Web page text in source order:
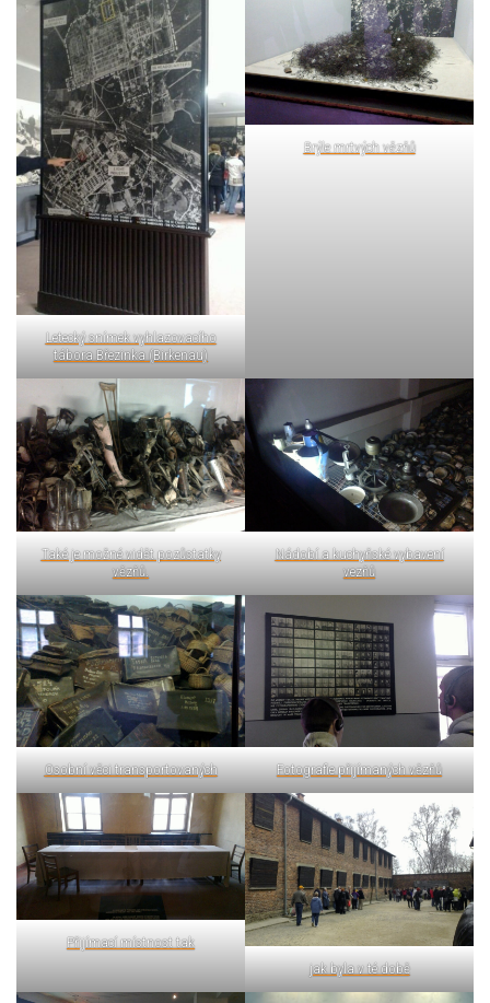
Letecký snímek vyhlazovacího
tábora Březinka (Birkenau)
Brýle mrtvých vězňů
Také je možné vidět pozůstatky
vězňů.
Nádobí a kuchyňské vybavení
vezňů
Osobní věci transportovaných Fotografie přijímaných vězňů
Přijímací místnost tak
jak byla v té době